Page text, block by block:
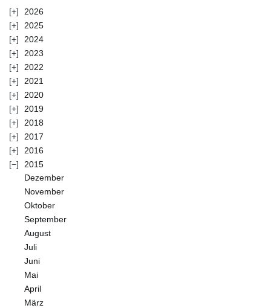
2026
2025
2024
2023
2022
2021
2020
2019
2018
2017
2016
2015
Dezember
November
Oktober
September
August
Juli
Juni
Mai
April
März